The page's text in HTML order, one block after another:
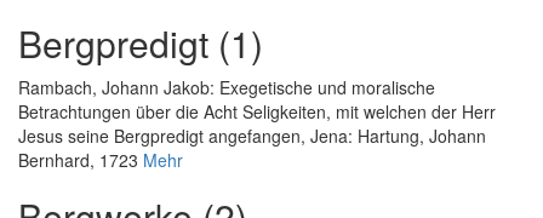
Bergpredigt (1)
Rambach, Johann Jakob: Exegetische und moralische
Betrachtungen über die Acht Seligkeiten, mit welchen der Herr
Jesus seine Bergpredigt angefangen, Jena: Hartung, Johann
Bernhard, 1723 Mehr